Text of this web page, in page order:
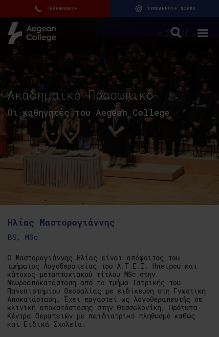
ΤΗΛΕΦΩΝΗΣΕ ΣΥΜΠΛΗΡΩΣΕ ΦΟΡΜΑ
Ακαδημαϊκό Προσωπικό
Οι καθηγητές του Aegean College
Ηλίας Μαστορογιάννης
BS, MSc
Ο Μαστορογιάννης Ηλίας είναι απόφοιτος του
τμήματος Λογοθεραπείας του Α.Τ.Ε.Ι. Ηπείρου και
κάτοχος μεταπτυχιακού τίτλου MSc στην
Νευροαποκατάσταση από το τμήμα Ιατρικής του
Πανεπιστημίου Θεσσαλίας με ειδίκευση στη Γνωστική
Αποκατάσταση. Έχει εργαστεί ως λογοθεραπευτής σε
κλινική αποκατάστασης στην Θεσσαλονίκη, Πρότυπα
Κέντρα Θεραπειών με παιδιατρικό πληθυσμό καθώς
και Ειδικά Σχολεία.